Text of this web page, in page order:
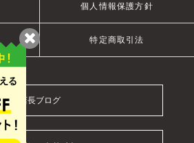
個人情報保護方針
特定商取引法
店長ブログ